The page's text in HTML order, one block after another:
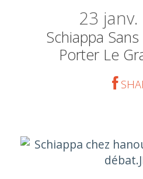
23
Schiappa
Porter Le